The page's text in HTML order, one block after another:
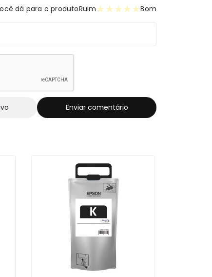
dá para o produtoRuim ★
★
★
★
★ Bom
Enviar comentário